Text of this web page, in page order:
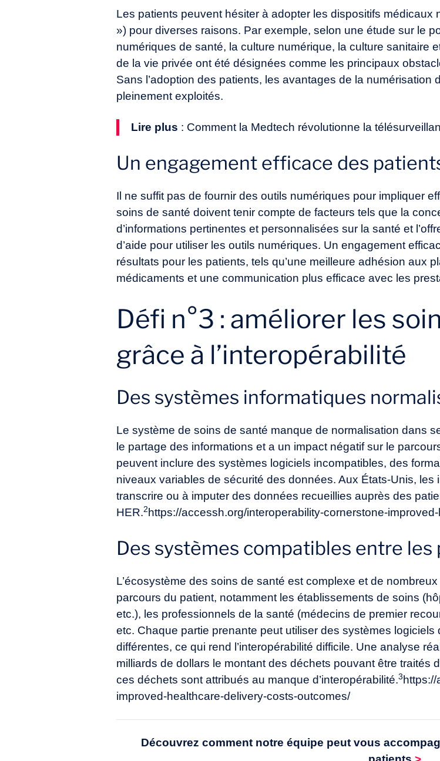
Les patients peuvent hésiter à adopter les dispositifs médicaux
») pour diverses raisons. Par exemple, selon une étude sur le
numériques de santé, la culture numérique, la culture sanitaire
de la vie privée ont été désignées comme les principaux
Sans l’adoption des patients, les avantages de la numérisation
pleinement exploités.
Lire plus : Comment la Medtech révolutionne la
Un engagement efficace des
Il ne suffit pas de fournir des outils numériques pour impliquer
soins de santé doivent tenir compte de facteurs tels que la
d’informations pertinentes et personnalisées sur la santé et
d’aide pour utiliser les outils numériques. Un engagement
résultats pour les patients, tels qu’une meilleure adhésion aux
médicaments et une communication plus efficace avec les
Défi n°3 : améliorer les
grâce à l’interopérabilité
Des systèmes informatiques
Le système de soins de santé manque de normalisation dans
le partage des informations et a un impact négatif sur le
peuvent inclure des systèmes logiciels incompatibles, des
niveaux variables de sécurité des données. Aux États-Unis,
transcrire ou à imputer des données recueillies auprès des
HER.2 https://accessh.org/interoperability-cornerstone-
Des systèmes compatibles entre
L’écosystème des soins de santé est complexe et de
parcours du patient, notamment les établissements de soins
etc.), les professionnels de la santé (médecins de premier
etc. Chaque partie prenante peut utiliser des systèmes
différentes, ce qui rend l’interopérabilité difficile. Une analyse
milliards de dollars le montant des déchets pouvant être traités
ces déchets sont attribués au manque d’interopérabilité.3
improved-healthcare-delivery-costs-outcomes/
Découvrez comment notre équipe peut vous